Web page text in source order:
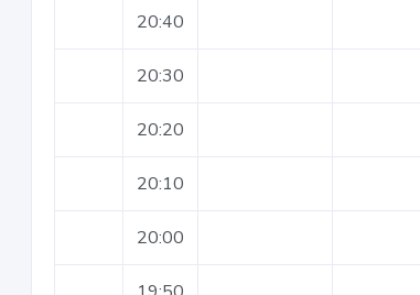
20:40
20:30
20:20
20:10
20:00